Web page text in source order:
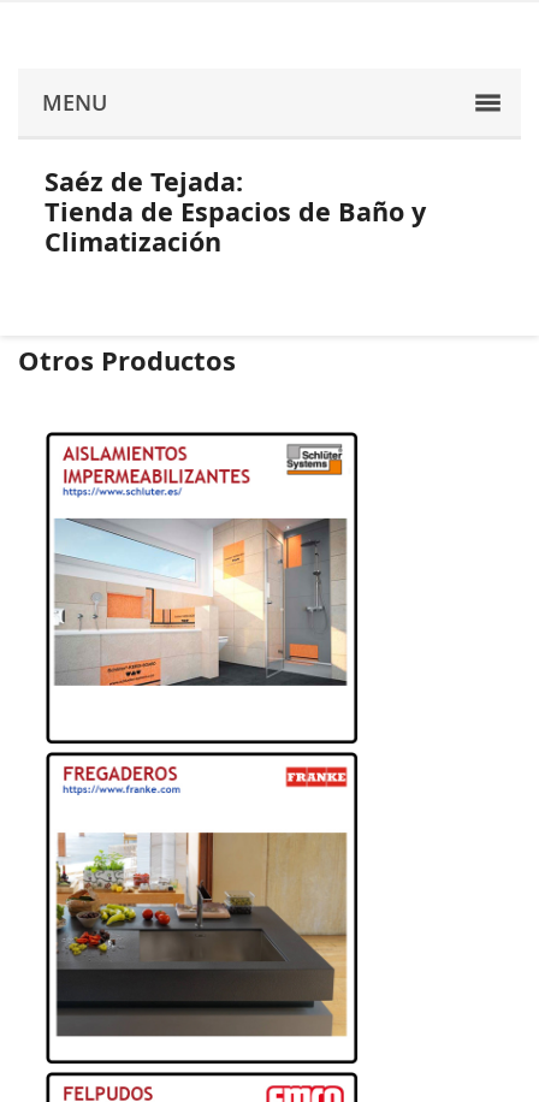
MENU
Saéz de Tejada:
Tienda de Espacios de Baño y
Climatización
Otros Productos